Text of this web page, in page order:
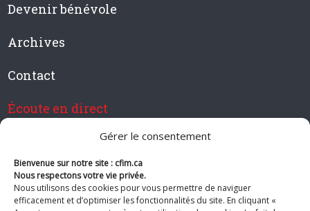
Gérer le consentement
Bienvenue sur notre site : cfim.ca
Nous respectons votre vie privée.
Nous utilisons des cookies pour vous permettre de naviguer
efficacement et d’optimiser les fonctionnalités du site. En cliquant «
Devenir bénévole
Archives
Contact
Écoute en direct
Devenir membre de CFIM